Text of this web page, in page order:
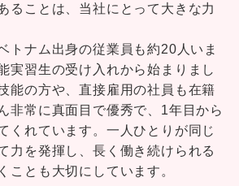
ることは、当社にとって大きな力
トナム出身の従業員も約20人いま
実習生の受け入れから始まりまし
能の方や、直接雇用の社員も在籍
非常に真面目で優秀で、1年目から
くれています。一人ひとりが同じ
力を発揮し、長く働き続けられる
ことも大切にしています。